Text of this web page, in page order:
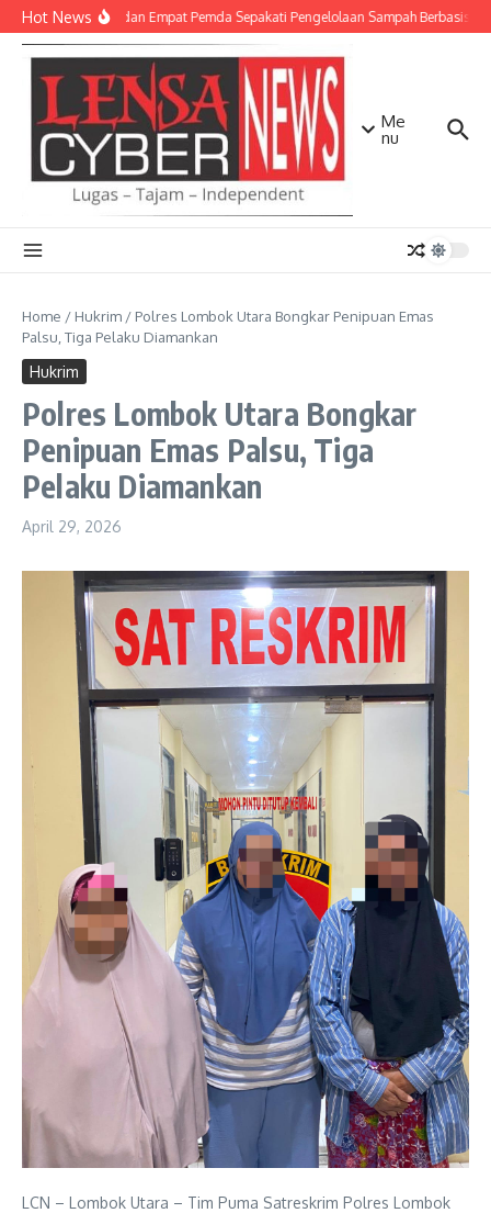
Lewati ke konten
Hot NewsTNI AD dan Empat Pemda Sepakati Pengelolaan Sampah Berbasis
Me
nu
Home / Hukrim / Polres Lombok Utara Bongkar Penipuan Emas
Palsu, Tiga Pelaku Diamankan
Hukrim
Polres Lombok Utara Bongkar
Penipuan Emas Palsu, Tiga
Pelaku Diamankan
April 29, 2026
LCN – Lombok Utara – Tim Puma Satreskrim Polres Lombok